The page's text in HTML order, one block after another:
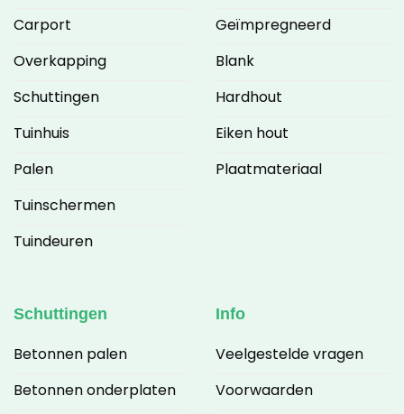
Carport
Overkapping
Schuttingen
Tuinhuis
Palen
Tuinschermen
Tuindeuren
Geïmpregneerd
Blank
Hardhout
Eiken hout
Plaatmateriaal
Schuttingen
Betonnen palen
Betonnen onderplaten
Info
Veelgestelde vragen
Voorwaarden